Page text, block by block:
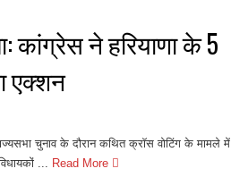
कांग्रेस ने हरियाणा के 5
एक्शन
चुनाव के दौरान कथित क्रॉस वोटिंग के मामले में
...
Read More